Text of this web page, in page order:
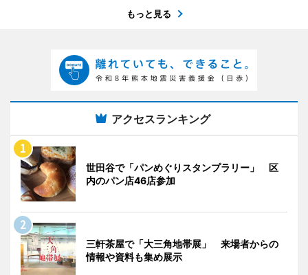
もっと見る
アクセスランキング
世田谷で「パンめぐりスタンプラリー」 区
内のパン店46店参加
三軒茶屋で「大三角地帯展」 来場者からの
情報や資料も集め展示